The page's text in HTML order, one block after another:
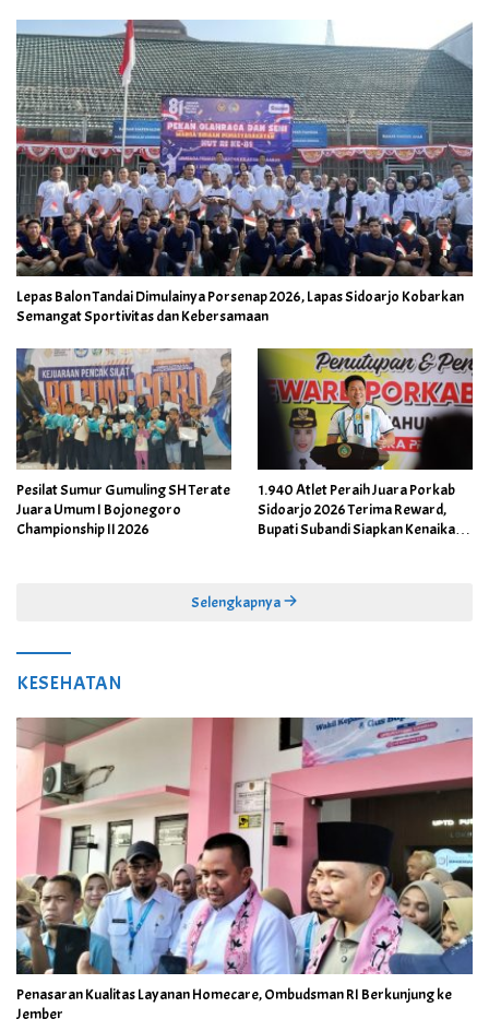
Lepas Balon Tandai Dimulainya Porsenap 2026, Lapas Sidoarjo Kobarkan
Semangat Sportivitas dan Kebersamaan
Pesilat Sumur Gumuling SH Terate
Juara Umum I Bojonegoro
Championship II 2026
1.940 Atlet Peraih Juara Porkab
Sidoarjo 2026 Terima Reward,
Bupati Subandi Siapkan Kenaikan
Selengkapnya
KESEHATAN
Penasaran Kualitas Layanan Homecare, Ombudsman RI Berkunjung ke
Jember